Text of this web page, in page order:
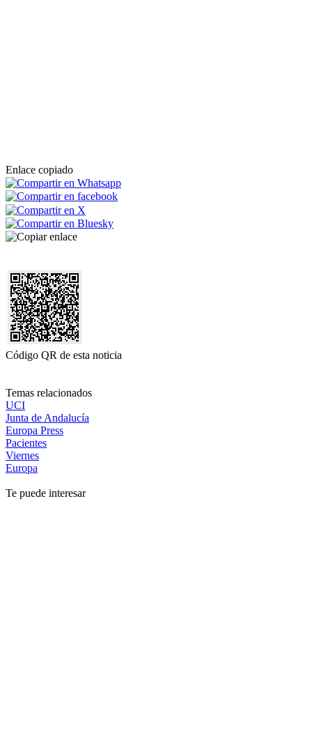
Enlace copiado
Código QR de esta noticia
Temas relacionados
UCI
Junta de Andalucía
Europa Press
Pacientes
Viernes
Europa
Te puede interesar